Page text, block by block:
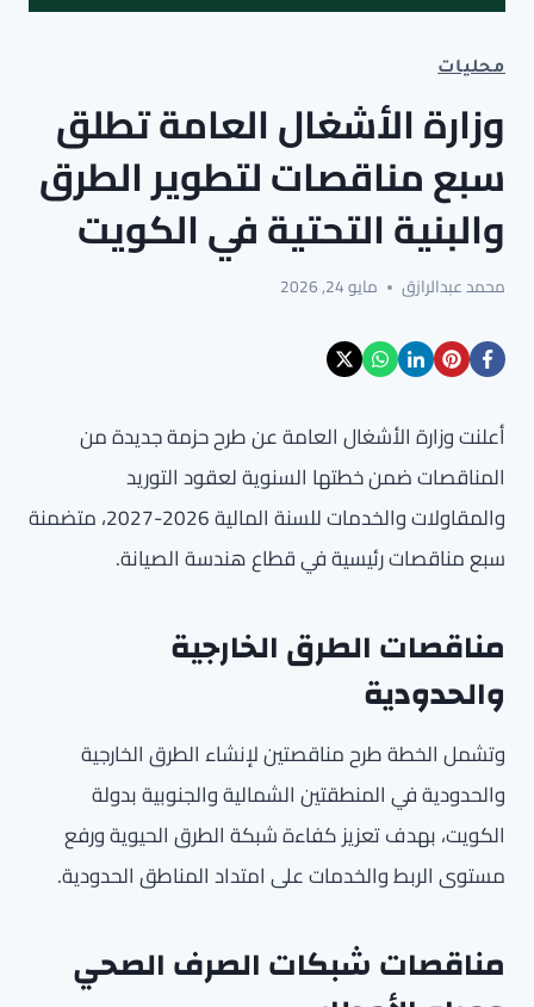
محليات
وزارة الأشغال العامة تطلق
سبع مناقصات لتطوير الطرق
والبنية التحتية في الكويت
محمد عبدالرازق مايو 24, 2026
أعلنت وزارة الأشغال العامة عن طرح حزمة جديدة من
المناقصات ضمن خطتها السنوية لعقود التوريد
والمقاولات والخدمات للسنة المالية 2026-2027، متضمنة
سبع مناقصات رئيسية في قطاع هندسة الصيانة.
مناقصات الطرق الخارجية
والحدودية
وتشمل الخطة طرح مناقصتين لإنشاء الطرق الخارجية
والحدودية في المنطقتين الشمالية والجنوبية بدولة
الكويت، بهدف تعزيز كفاءة شبكة الطرق الحيوية ورفع
مستوى الربط والخدمات على امتداد المناطق الحدودية.
مناقصات شبكات الصرف الصحي